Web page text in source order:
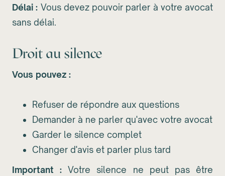
Délai : Vous devez pouvoir parler à votre avocat
sans délai.
Droit au silence
Vous pouvez :
Refuser de répondre aux questions
Demander à ne parler qu'avec votre avocat
Garder le silence complet
Changer d'avis et parler plus tard
Important : Votre silence ne peut pas être